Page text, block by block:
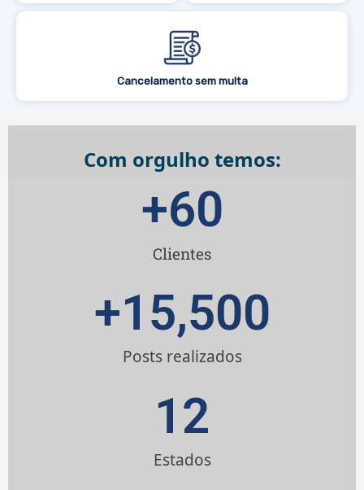
Cancelamento sem multa
Com orgulho temos:
Clientes
+60
Posts realizados
+15,500
Estados
12